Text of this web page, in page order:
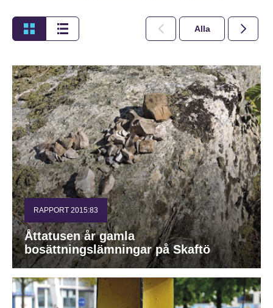
Alla 2026
RAPPORT 2015:83
Åttatusen år gamla
bosättningslämningar på Skaftö